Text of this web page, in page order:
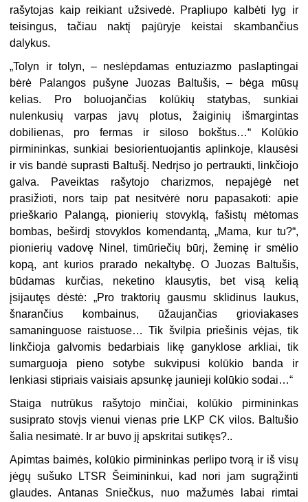
rašytojas kaip reikiant užsivedė. Prapliupo kalbėti lyg ir
teisingus, tačiau naktį pajūryje keistai skambančius
dalykus.
„Tolyn ir tolyn, – neslėpdamas entuziazmo paslaptingai
bėrė Palangos pušyne Juozas Baltušis, – bėga mūsų
kelias. Pro boluojančias kolūkių statybas, sunkiai
nulenkusių varpas javų plotus, žaiginių išmargintas
dobilienas, pro fermas ir siloso bokštus…“ Kolūkio
pirmininkas, sunkiai besiorientuojantis aplinkoje, klausėsi
ir vis bandė suprasti Baltušį. Nedrįso jo pertraukti, linkčiojo
galva. Paveiktas rašytojo charizmos, nepajėgė net
prasižioti, nors taip pat nesitvėrė noru papasakoti: apie
prieškario Palangą, pionierių stovyklą, fašistų mėtomas
bombas, beširdį stovyklos komendantą, „Mama, kur tu?“,
pionierių vadovę Ninel, timūriečių būrį, žeminę ir smėlio
kopą, ant kurios prarado nekaltybę. O Juozas Baltušis,
būdamas kurčias, neketino klausytis, bet visą kelią
įsijautęs dėstė: „Pro traktorių gausmu sklidinus laukus,
šnarančius kombainus, ūžaujančias grioviakases
samaninguose raistuose… Tik švilpia priešinis vėjas, tik
linkčioja galvomis bedarbiais likę ganyklose arkliai, tik
sumarguoja pieno sotybe sukvipusi kolūkio banda ir
lenkiasi stipriais vaisiais apsunkę jaunieji kolūkio sodai…“
Staiga nutrūkus rašytojo minčiai, kolūkio pirmininkas
susiprato stovįs vienui vienas prie LKP CK vilos. Baltušio
šalia nesimatė. Ir ar buvo jį apskritai sutikęs?..
Apimtas baimės, kolūkio pirmininkas perlipo tvorą ir iš visų
jėgų sušuko LTSR Šeimininkui, kad nori jam sugrąžinti
glaudes. Antanas Sniečkus, nuo mažumės labai rimtai